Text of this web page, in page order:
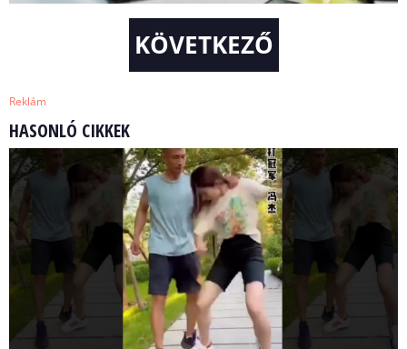
KÖVETKEZŐ
Reklám
HASONLÓ CIKKEK